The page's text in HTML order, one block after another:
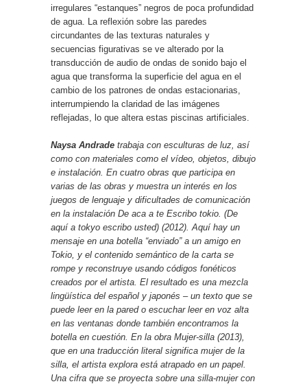
irregulares “estanques” negros de poca profundidad
de agua. La reflexión sobre las paredes
circundantes de las texturas naturales y
secuencias figurativas se ve alterado por la
transducción de audio de ondas de sonido bajo el
agua que transforma la superficie del agua en el
cambio de los patrones de ondas estacionarias,
interrumpiendo la claridad de las imágenes
reflejadas, lo que altera estas piscinas artificiales.
Naysa Andrade trabaja con esculturas de luz, así
como con materiales como el vídeo, objetos, dibujo
e instalación. En cuatro obras que participa en
varias de las obras y muestra un interés en los
juegos de lenguaje y dificultades de comunicación
en la instalación De aca a te Escribo tokio. (De
aquí a tokyo escribo usted) (2012). Aquí hay un
mensaje en una botella “enviado” a un amigo en
Tokio, y el contenido semántico de la carta se
rompe y reconstruye usando códigos fonéticos
creados por el artista. El resultado es una mezcla
lingüística del español y japonés – un texto que se
puede leer en la pared o escuchar leer en voz alta
en las ventanas donde también encontramos la
botella en cuestión. En la obra Mujer-silla (2013),
que en una traducción literal significa mujer de la
silla, el artista explora está atrapado en un papel.
Una cifra que se proyecta sobre una silla-mujer con